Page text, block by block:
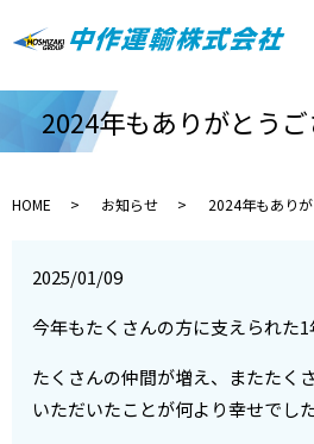
2024年もありがとう
HOME お知らせ 2024年もあり
2025/01/09
今年もたくさんの方に支えられた1
たくさんの仲間が増え、またたく
いただいたことが何より幸せでした